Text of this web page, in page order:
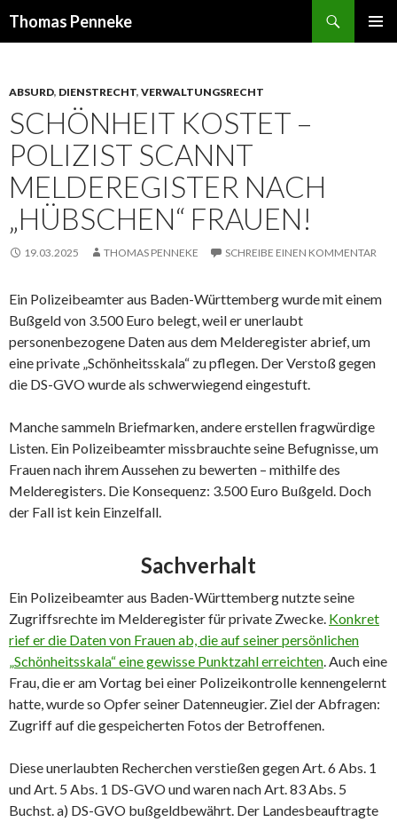
Thomas Penneke
ABSURD, DIENSTRECHT, VERWALTUNGSRECHT
SCHÖNHEIT KOSTET –
POLIZIST SCANNT
MELDEREGISTER NACH
„HÜBSCHEN“ FRAUEN!
19.03.2025 THOMAS PENNEKE SCHREIBE EINEN KOMMENTAR
Ein Polizeibeamter aus Baden-Württemberg wurde mit einem
Bußgeld von 3.500 Euro belegt, weil er unerlaubt
personenbezogene Daten aus dem Melderegister abrief, um
eine private „Schönheitsskala“ zu pflegen. Der Verstoß gegen
die DS-GVO wurde als schwerwiegend eingestuft.
Manche sammeln Briefmarken, andere erstellen fragwürdige
Listen. Ein Polizeibeamter missbrauchte seine Befugnisse, um
Frauen nach ihrem Aussehen zu bewerten – mithilfe des
Melderegisters. Die Konsequenz: 3.500 Euro Bußgeld. Doch
der Fall ist kein Einzelfall.
Sachverhalt
Ein Polizeibeamter aus Baden-Württemberg nutzte seine
Zugriffsrechte im Melderegister für private Zwecke. Konkret
rief er die Daten von Frauen ab, die auf seiner persönlichen
„Schönheitsskala“ eine gewisse Punktzahl erreichten. Auch eine
Frau, die er am Vortag bei einer Polizeikontrolle kennengelernt
hatte, wurde so Opfer seiner Datenneugier. Ziel der Abfragen:
Zugriff auf die gespeicherten Fotos der Betroffenen.
Diese unerlaubten Recherchen verstießen gegen Art. 6 Abs. 1
und Art. 5 Abs. 1 DS-GVO und waren nach Art. 83 Abs. 5
Buchst. a) DS-GVO bußgeldbewährt. Der Landesbeauftragte